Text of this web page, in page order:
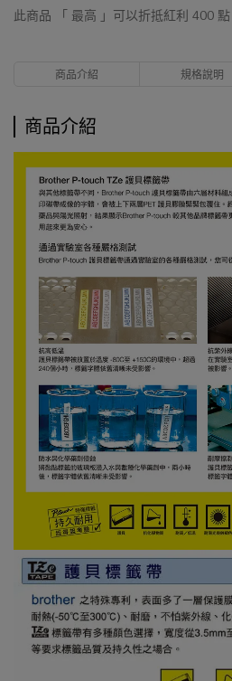
此商品 「 最高 」可以折抵紅利400
商品介紹 規格說明
商品介紹